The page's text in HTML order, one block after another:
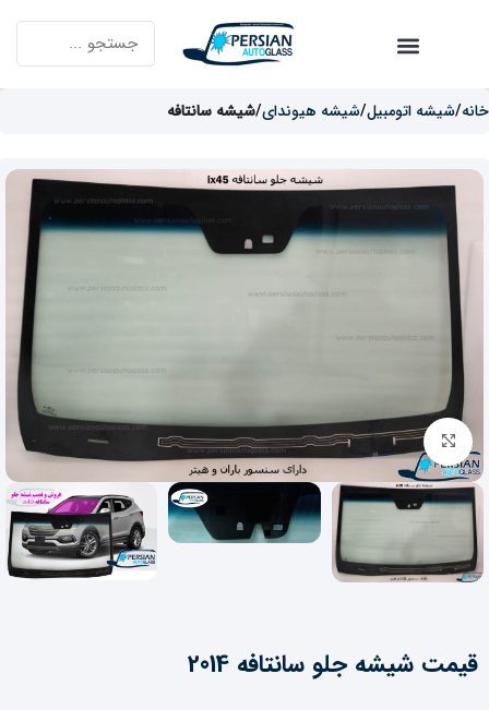
خانه شیشه اتومبیل شیشه هیوندای شیشه سانتافه
برای بزرگنمایی کلیک کنید
قیمت شیشه جلو سانتافه 2014